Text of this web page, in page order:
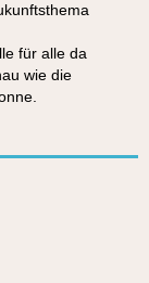
für alle da
wie die